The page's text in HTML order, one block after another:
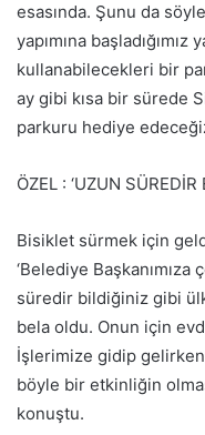
esasında. Şunu da
yapımına
kullanabilecekleri bir
ay gibi kısa bir sürede
parkuru hediye
ÖZEL : ‘UZUN
Bisiklet sürmek için
‘Belediye
süredir bildiğiniz gibi
bela oldu. Onun için
İşlerimize gidip gelirken
böyle bir etkinliğin
konuştu.